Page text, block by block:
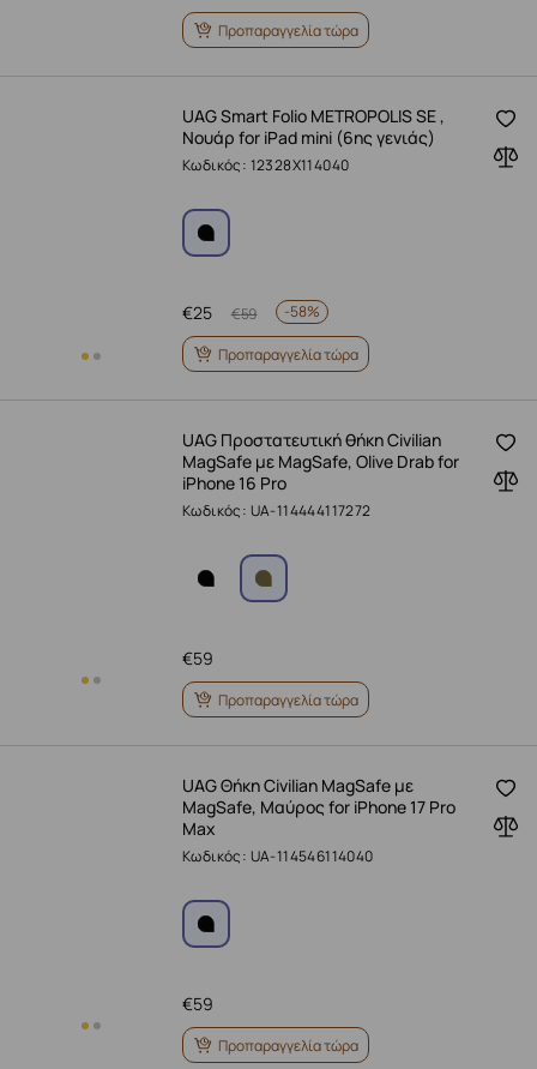
Προπαραγγελία τώρα
UAG Smart Folio METROPOLIS SE ,
Νουάρ for iPad mini (6ης γενιάς)
Κωδικός: 12328X114040
25
€ 59
€ -58%
Προπαραγγελία τώρα
UAG Προστατευτική θήκη Civilian
MagSafe με MagSafe, Olive Drab for
iPhone 16 Pro
Κωδικός: UA-114444117272
59
€
Προπαραγγελία τώρα
UAG Θήκη Civilian MagSafe με
MagSafe, Μαύρος for iPhone 17 Pro
Max
Κωδικός: UA-114546114040
59
€
Προπαραγγελία τώρα